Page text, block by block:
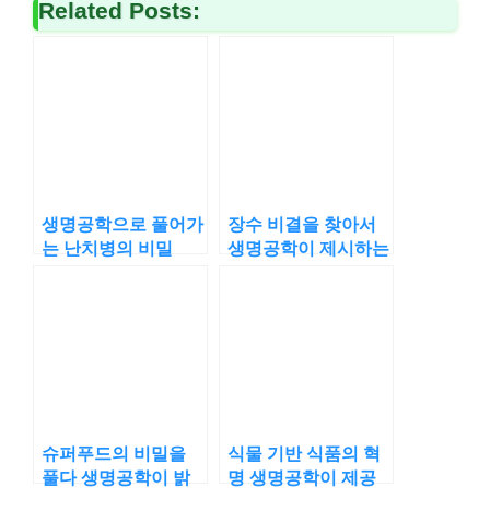
Related Posts:
생명공학으로 풀어가
는 난치병의 비밀
장수 비결을 찾아서
생명공학이 제시하는
슈퍼푸드의 비밀을
풀다 생명공학이 밝
식물 기반 식품의 혁
명 생명공학이 제공